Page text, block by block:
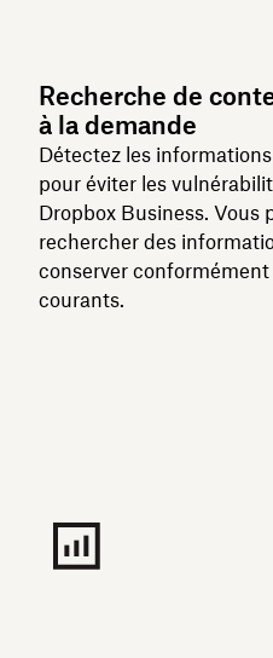
Recherche de
à la demande
Détectez les
pour éviter les
Dropbox Business. Vous
rechercher des
conserver conformément
courants.